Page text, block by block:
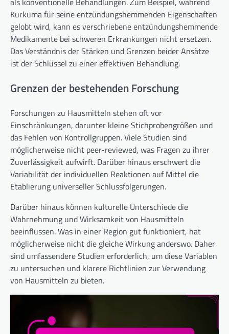
Kurkuma für seine entzündungshemmenden Eigenschaften
gelobt wird, kann es verschriebene entzündungshemmende
Medikamente bei schweren Erkrankungen nicht ersetzen.
Das Verständnis der Stärken und Grenzen beider Ansätze
ist der Schlüssel zu einer effektiven Behandlung.
Grenzen der bestehenden Forschung
Forschungen zu Hausmitteln stehen oft vor
Einschränkungen, darunter kleine Stichprobengrößen und
das Fehlen von Kontrollgruppen. Viele Studien sind
möglicherweise nicht peer-reviewed, was Fragen zu ihrer
Zuverlässigkeit aufwirft. Darüber hinaus erschwert die
Variabilität der individuellen Reaktionen auf Mittel die
Etablierung universeller Schlussfolgerungen.
Darüber hinaus können kulturelle Unterschiede die
Wahrnehmung und Wirksamkeit von Hausmitteln
beeinflussen. Was in einer Region gut funktioniert, hat
möglicherweise nicht die gleiche Wirkung anderswo. Daher
sind umfassendere Studien erforderlich, um diese Variablen
zu untersuchen und klarere Richtlinien zur Verwendung
von Hausmitteln zu bieten.